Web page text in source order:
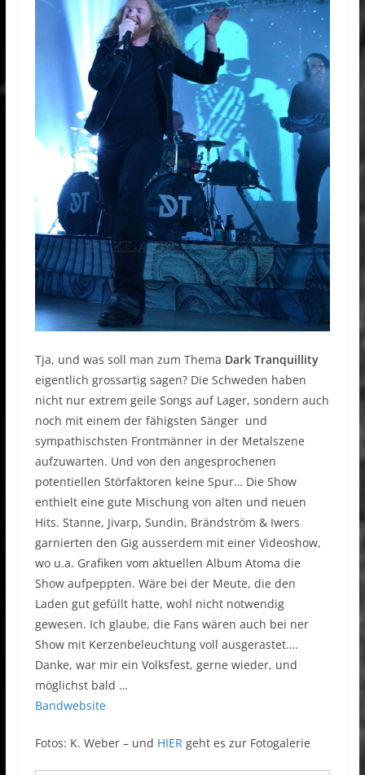
Tja, und was soll man zum Thema Dark Tranquillity
eigentlich grossartig sagen? Die Schweden haben
nicht nur extrem geile Songs auf Lager, sondern auch
noch mit einem der fähigsten Sänger und
sympathischsten Frontmänner in der Metalszene
aufzuwarten. Und von den angesprochenen
potentiellen Störfaktoren keine Spur… Die Show
enthielt eine gute Mischung von alten und neuen
Hits. Stanne, Jivarp, Sundin, Brändström & Iwers
garnierten den Gig ausserdem mit einer Videoshow,
wo u.a. Grafiken vom aktuellen Album Atoma die
Show aufpeppten. Wäre bei der Meute, die den
Laden gut gefüllt hatte, wohl nicht notwendig
gewesen. Ich glaube, die Fans wären auch bei ner
Show mit Kerzenbeleuchtung voll ausgerastet….
Danke, war mir ein Volksfest, gerne wieder, und
möglichst bald …
Bandwebsite
Fotos: K. Weber – und HIERgeht es zur Fotogalerie